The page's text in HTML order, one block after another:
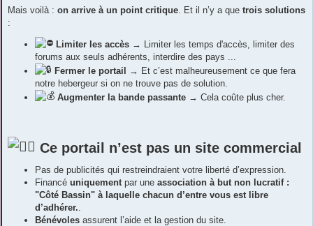
Mais voilà : on arrive à un point critique. Et il n’y a que trois solutions
:
Limiter les accès → Limiter les temps d'accès, limiter des
forums aux seuls adhérents, interdire des pays ...
Fermer le portail → Et c’est malheureusement ce que fera
notre hebergeur si on ne trouve pas de solution.
Augmenter la bande passante → Cela coûte plus cher.
Ce portail n’est pas un site commercial
Pas de publicités qui restreindraient votre liberté d’expression.
Financé uniquement par une association à but non lucratif :
"Côté Bassin" à laquelle chacun d’entre vous est libre
d’adhérer.
Bénévoles assurent l’aide et la gestion du site.